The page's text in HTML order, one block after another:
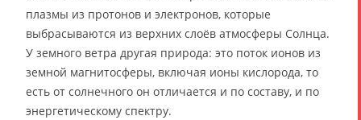
плазмы из протонов и электронов, которые
выбрасываются из верхних слоёв атмосферы Солнца.
У земного ветра другая природа: это поток ионов из
земной магнитосферы, включая ионы кислорода, то
есть от солнечного он отличается и по составу, и по
энергетическому спектру.